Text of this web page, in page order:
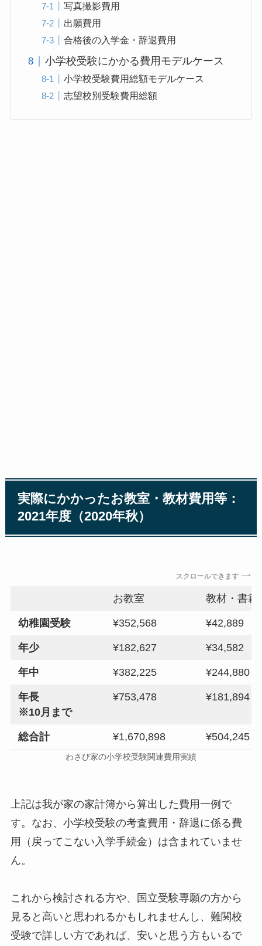
写真撮影費用
出願費用
合格後の入学金・辞退費用
小学校受験にかかる費用モデルケース
小学校受験費用総額モデルケース
志望校別受験費用総額
実際にかかったお教室・教材費用等：
2021年度（2020年秋）
スクロールできます
お教室 教材・書籍
幼稚園受験 ¥352,568 ¥42,889
年少 ¥182,627 ¥34,582
年中 ¥382,225 ¥244,880
年長
※10月まで
¥753,478 ¥181,894
総合計 ¥1,670,898 ¥504,245
わさび家の小学校受験関連費用実績
上記は我が家の家計簿から算出した費用一例で
す。なお、小学校受験の考査費用・辞退に係る費
用（戻ってこない入学手続金）は含まれていませ
ん。
これから検討される方や、国立受験専願の方から
見ると高いと思われるかもしれませんし、難関校
受験で詳しい方であれば、安いと思う方もいるで